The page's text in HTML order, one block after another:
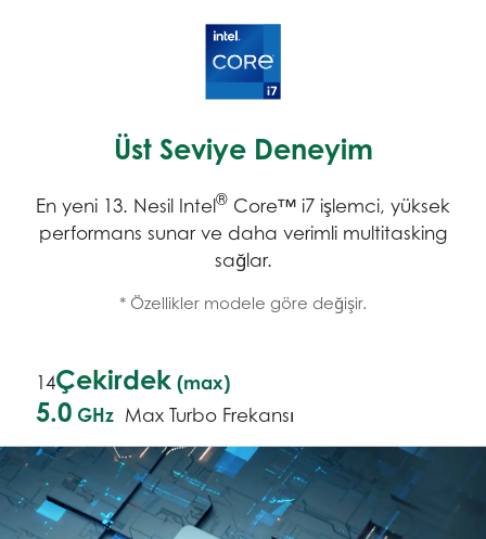
Üst Seviye Deneyim
En yeni 13. Nesil Intel® Core™ i7 işlemci, yüksek
performans sunar ve daha verimli multitasking
sağlar.
* Özellikler modele göre değişir.
14Çekirdek (max)
5.0 GHz Max Turbo Frekansı